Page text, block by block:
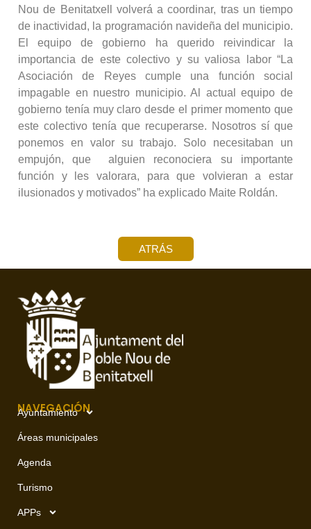
Nou de Benitatxell volverá a coordinar, tras un tiempo
de inactividad, la programación navideña del municipio.
El equipo de gobierno ha querido reivindicar la
importancia de este colectivo y su valiosa labor “La
Asociación de Reyes cumple una función social
impagable en nuestro municipio. Al actual equipo de
gobierno tenía muy claro desde el primer momento que
este colectivo tenía que recuperarse. Nosotros sí que
ponemos en valor su trabajo. Solo necesitaban un
empujón, que alguien reconociera su importante
función y les valorara, para que volvieran a estar
ilusionados y motivados” ha explicado Maite Roldán.
ATRÁS
NAVEGACIÓN
Ayuntamiento
Áreas municipales
Agenda
Turismo
APPs